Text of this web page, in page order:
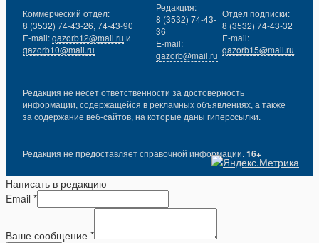
Коммерческий отдел:
8 (3532) 74-43-26, 74-43-90
E-mail:gazorb12@mail.ru и
gazorb10@mail.ru
Редакция:
8 (3532) 74-43-
36
E-mail:
gazorb@mail.ru
Отдел подписки:
8 (3532) 74-43-32
E-mail:
gazorb15@mail.ru
Редакция не несет ответственности за достоверность
информации, содержащейся в рекламных объявлениях, а также
за содержание веб-сайтов, на которые даны гиперссылки.
Редакция не предоставляет справочной информации. 16+
Написать в редакцию
Email *
Ваше сообщение *